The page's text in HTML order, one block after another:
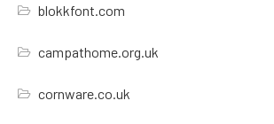
blokkfont.com
campathome.org.uk
cornware.co.uk